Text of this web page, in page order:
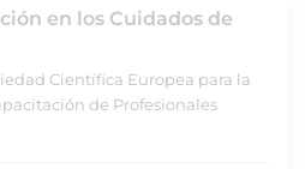
en los Cuidados de
Científica Europea para la
de Profesionales